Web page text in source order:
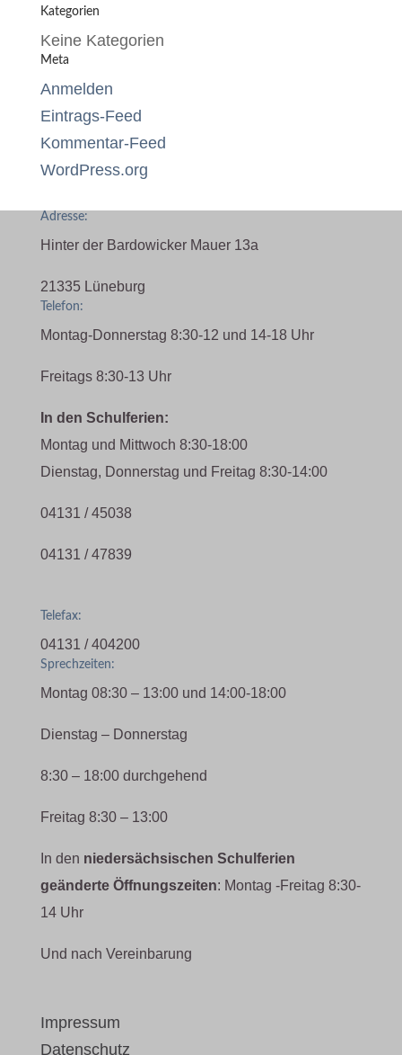
Kategorien
Keine Kategorien
Meta
Anmelden
Eintrags-Feed
Kommentar-Feed
WordPress.org
Adresse:
Hinter der Bardowicker Mauer 13a
21335 Lüneburg
Telefon:
Montag-Donnerstag 8:30-12 und 14-18 Uhr
Freitags 8:30-13 Uhr
In den Schulferien:
Montag und Mittwoch 8:30-18:00
Dienstag, Donnerstag und Freitag 8:30-14:00
04131 / 45038
04131 / 47839
Telefax:
04131 / 404200
Sprechzeiten:
Montag 08:30 – 13:00 und 14:00-18:00
Dienstag – Donnerstag
8:30 – 18:00 durchgehend
Freitag 8:30 – 13:00
In den niedersächsischen Schulferien
geänderte Öffnungszeiten: Montag -Freitag 8:30-
14 Uhr
Und nach Vereinbarung
Impressum
Datenschutz